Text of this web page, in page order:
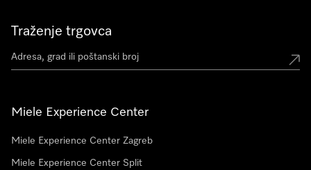
Traženje trgovca
Miele Experience Center
Miele Experience Center Zagreb
Miele Experience Center Split